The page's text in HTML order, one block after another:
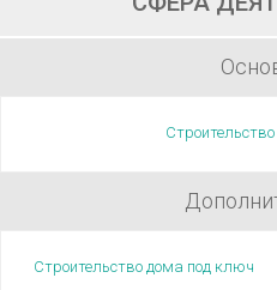
Строительство дома под ключ